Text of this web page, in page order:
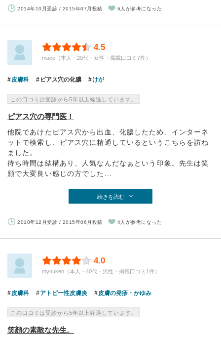
2014年10月受診 / 2015年07月投稿 6人が参考になった
4.5
maco（本人・20代・女性・掲載口コミ7件）
皮膚科 ピアス穴の化膿 けが
この口コミは受診から5年以上経過しています。
ピアス穴の専門医！
他院であけたピアス穴から出血、化膿したため、インターネ
ットで検索し、ピアス穴に精通しているというこちらを訪ね
ました。
待ち時間は結構あり、人気なんだなぁという印象。先生は笑
顔で大変良い感じの方でした...
続きを読む
2010年12月受診 / 2015年06月投稿 4人が参考になった
4.0
myouken（本人・40代・男性・掲載口コミ1件）
皮膚科 アトピー性皮膚炎 皮膚の発疹・かゆみ
この口コミは受診から5年以上経過しています。
笑顔の素敵な先生。